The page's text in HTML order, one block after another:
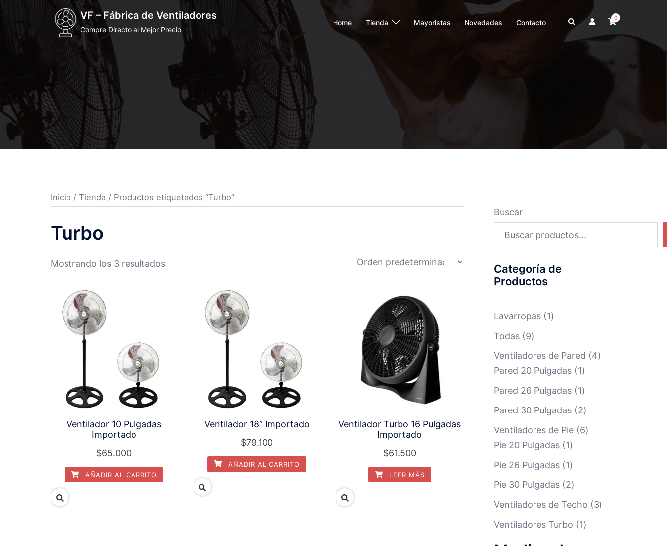
VF – Fábrica de Ventiladores
Compre Directo al Mejor Precio
Home Tienda Mayoristas Novedades Contacto
0
Inicio / Tienda / Productos etiquetados “Turbo”
Turbo
Mostrando los 3 resultados
Ventilador 10 Pulgadas
Importado
$65.000
AÑADIR AL CARRITO
Ventilador 18″ Importado
$79.100
AÑADIR AL CARRITO
Ventilador Turbo 16 Pulgadas
Importado
$61.500
LEER MÁS
Buscar
Categoría de
Productos
Lavarropas
1
Todas
9
Ventiladores de Pared
4
Pared 20 Pulgadas
1
Pared 26 Pulgadas
1
Pared 30 Pulgadas
2
Ventiladores de Pie
6
Pie 20 Pulgadas
1
Pie 26 Pulgadas
1
Pie 30 Pulgadas
2
Ventiladores de Techo
3
Ventiladores Turbo
1